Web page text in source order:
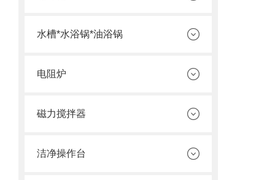
水槽*水浴锅*油浴锅
电阻炉
磁力搅拌器
洁净操作台